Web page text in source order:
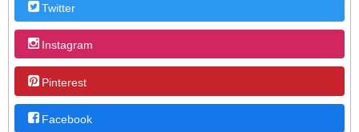
Twitter
Instagram
Pinterest
Facebook